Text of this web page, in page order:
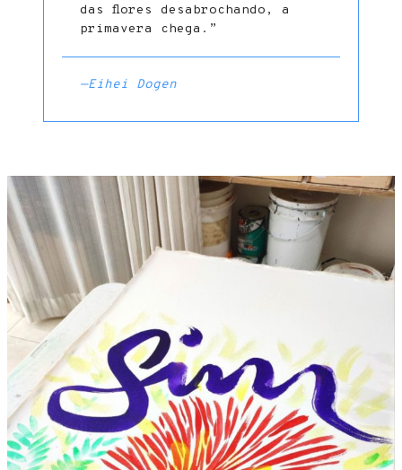
das flores desabrochando, a
primavera chega.”
—Eihei Dogen